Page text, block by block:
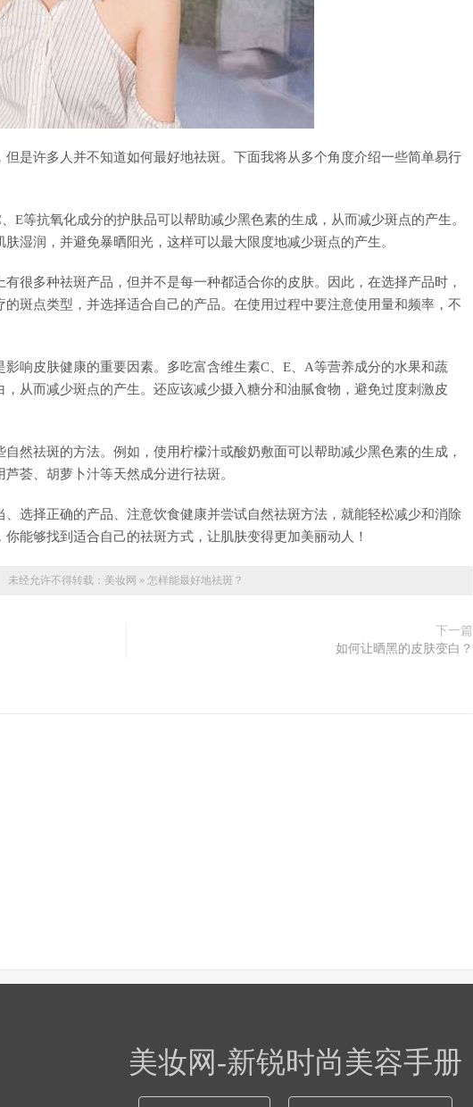
是许多人并不知道如何最好地祛斑。下面我将从多个角度介绍一些简单易行
E等抗氧化成分的护肤品可以帮助减少黑色素的生成，从而减少斑点的产生。
湿润，并避免暴晒阳光，这样可以最大限度地减少斑点的产生。
很多种祛斑产品，但并不是每一种都适合你的皮肤。因此，在选择产品时，
斑点类型，并选择适合自己的产品。在使用过程中要注意使用量和频率，不
响皮肤健康的重要因素。多吃富含维生素C、E、A等营养成分的水果和蔬
从而减少斑点的产生。还应该减少摄入糖分和油腻食物，避免过度刺激皮
然祛斑的方法。例如，使用柠檬汁或酸奶敷面可以帮助减少黑色素的生成，
荟、胡萝卜汁等天然成分进行祛斑。
选择正确的产品、注意饮食健康并尝试自然祛斑方法，就能轻松减少和消除
能够找到适合自己的祛斑方式，让肌肤变得更加美丽动人！
未经允许不得转载： 美妆网 » 怎样能最好地祛斑？
下一篇
如何让晒黑的皮肤变白？
美妆网-新锐时尚美容手册